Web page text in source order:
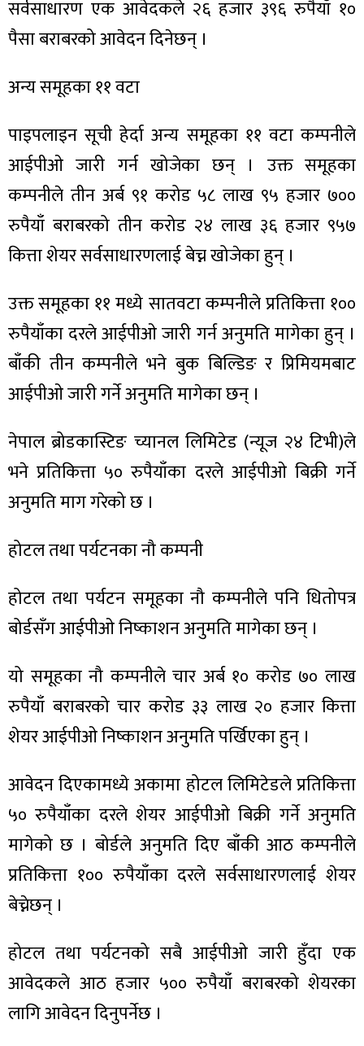
सर्वसाधारण एक आवेदकले २६ हजार ३९६ रुपैयाँ १०
पैसा बराबरको आवेदन दिनेछन् ।
अन्य समूहका ११ वटा
पाइपलाइन सूची हेर्दा अन्य समूहका ११ वटा कम्पनीले
आईपीओ जारी गर्न खोजेका छन् । उक्त समूहका
कम्पनीले तीन अर्ब ९१ करोड ५८ लाख ९५ हजार ७००
रुपैयाँ बराबरको तीन करोड २४ लाख ३६ हजार ९५७
कित्ता शेयर सर्वसाधारणलाई बेच्न खोजेका हुन् ।
उक्त समूहका ११ मध्ये सातवटा कम्पनीले प्रतिकित्ता १००
रुपैयाँका दरले आईपीओ जारी गर्न अनुमति मागेका हुन् ।
बाँकी तीन कम्पनीले भने बुक बिल्डिङ र प्रिमियमबाट
आईपीओ जारी गर्ने अनुमति मागेका छन् ।
नेपाल ब्रोडकास्टिङ च्यानल लिमिटेड (न्यूज २४ टिभी)ले
भने प्रतिकित्ता ५० रुपैयाँका दरले आईपीओ बिक्री गर्ने
अनुमति माग गरेको छ ।
होटल तथा पर्यटनका नौ कम्पनी
होटल तथा पर्यटन समूहका नौ कम्पनीले पनि धितोपत्र
बोर्डसँग आईपीओ निष्काशन अनुमति मागेका छन् ।
यो समूहका नौ कम्पनीले चार अर्ब १० करोड ७० लाख
रुपैयाँ बराबरको चार करोड ३३ लाख २० हजार कित्ता
शेयर आईपीओ निष्काशन अनुमति पर्खिएका हुन् ।
आवेदन दिएकामध्ये अकामा होटल लिमिटेडले प्रतिकित्ता
५० रुपैयाँका दरले शेयर आईपीओ बिक्री गर्ने अनुमति
मागेको छ । बोर्डले अनुमति दिए बाँकी आठ कम्पनीले
प्रतिकित्ता १०० रुपैयाँका दरले सर्वसाधारणलाई शेयर
बेच्नेछन् ।
होटल तथा पर्यटनको सबै आईपीओ जारी हुँदा एक
आवेदकले आठ हजार ५०० रुपैयाँ बराबरको शेयरका
लागि आवेदन दिनुपर्नेछ ।